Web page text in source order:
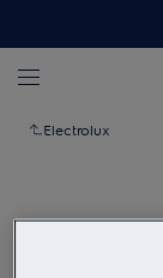
Electrolux